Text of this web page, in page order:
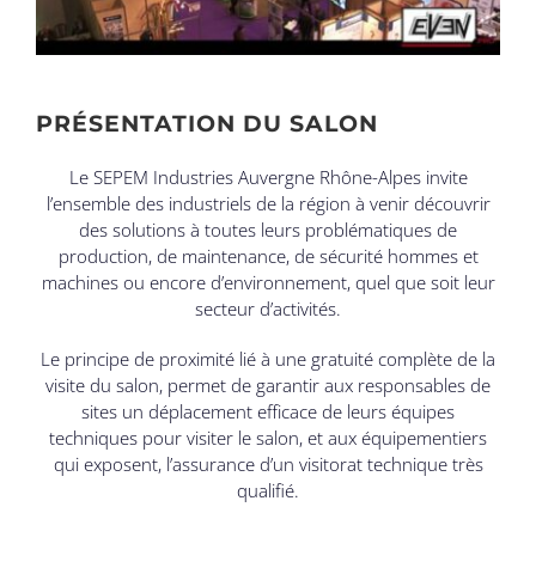
PRÉSENTATION DU SALON
Le SEPEM Industries Auvergne Rhône-Alpes invite
l’ensemble des industriels de la région à venir découvrir
des solutions à toutes leurs problématiques de
production, de maintenance, de sécurité hommes et
machines ou encore d’environnement, quel que soit leur
secteur d’activités.
Le principe de proximité lié à une gratuité complète de la
visite du salon, permet de garantir aux responsables de
sites un déplacement efficace de leurs équipes
techniques pour visiter le salon, et aux équipementiers
qui exposent, l’assurance d’un visitorat technique très
qualifié.